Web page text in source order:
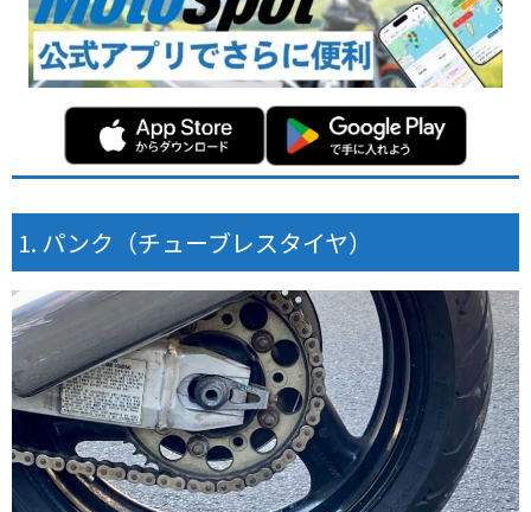
パンク（チューブレスタイヤ）